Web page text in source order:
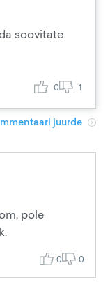
soovitate
0 1
juurde
pole
0 0